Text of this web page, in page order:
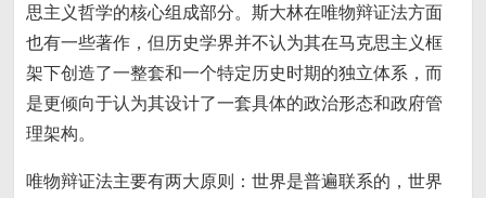
思主义哲学的核心组成部分。斯大林在唯物辩证法方面
也有一些著作，但历史学界并不认为其在马克思主义框
架下创造了一整套和一个特定历史时期的独立体系，而
是更倾向于认为其设计了一套具体的政治形态和政府管
理架构。
唯物辩证法主要有两大原则：世界是普遍联系的，世界